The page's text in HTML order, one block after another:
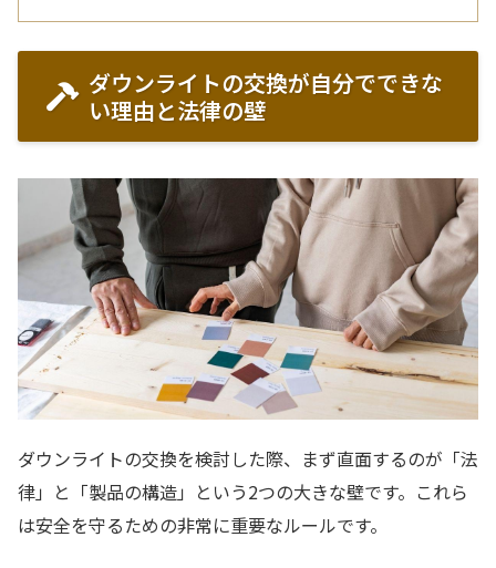
ダウンライトの交換が自分でできな
い理由と法律の壁
ダウンライトの交換を検討した際、まず直面するのが「法
律」と「製品の構造」という2つの大きな壁です。これら
は安全を守るための非常に重要なルールです。